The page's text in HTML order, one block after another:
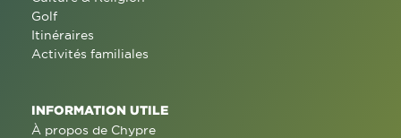
Golf
Itinéraires
Activités familiales
INFORMATION UTILE
À propos de Chypre